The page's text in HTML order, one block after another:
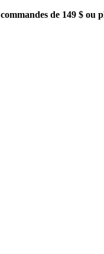
de 149 $ ou